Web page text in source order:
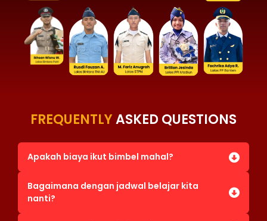
FREQUENTLYASKED QUESTIONS
Apakah biaya ikut bimbel mahal?
Bagaimana dengan jadwal belajar kita
nanti?